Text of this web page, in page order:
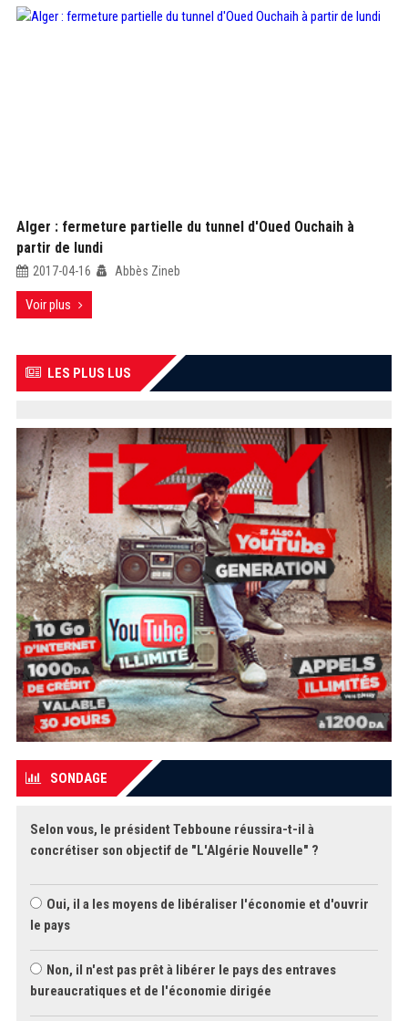
Alger : fermeture partielle du tunnel d'Oued Ouchaih à
partir de lundi
2017-04-16 Abbès Zineb
Voir plus
LES PLUS LUS
SONDAGE
Selon vous, le président Tebboune réussira-t-il à
concrétiser son objectif de "L'Algérie Nouvelle" ?
Oui, il a les moyens de libéraliser l'économie et d'ouvrir
le pays
Non, il n'est pas prêt à libérer le pays des entraves
bureaucratiques et de l'économie dirigée